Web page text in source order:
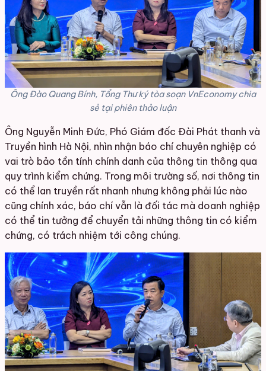
Ông Đào Quang Bính, Tổng Thư ký tòa soạn VnEconomy chia
sẻ tại phiên thảo luận
Ông Nguyễn Minh Đức, Phó Giám đốc Đài Phát thanh và
Truyền hình Hà Nội, nhìn nhận báo chí chuyên nghiệp có
vai trò bảo tồn tính chính danh của thông tin thông qua
quy trình kiểm chứng. Trong môi trường số, nơi thông tin
có thể lan truyền rất nhanh nhưng không phải lúc nào
cũng chính xác, báo chí vẫn là đối tác mà doanh nghiệp
có thể tin tưởng để chuyển tải những thông tin có kiểm
chứng, có trách nhiệm tới công chúng.